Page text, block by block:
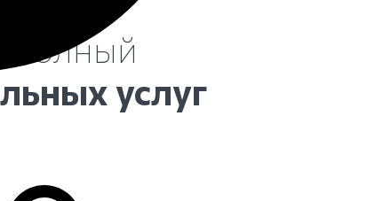
полный
услуг